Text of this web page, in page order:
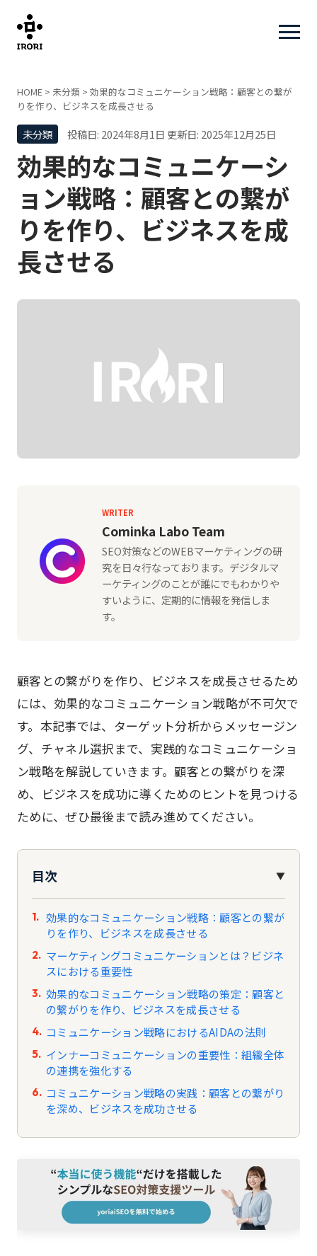
HOME > 未分類 > 効果的なコミュニケーション戦略：顧客との繋が
りを作り、ビジネスを成長させる
未分類 投稿日: 2024年8月1日 更新日: 2025年12月25日
効果的なコミュニケーシ
ョン戦略：顧客との繋が
りを作り、ビジネスを成
長させる
WRITER
Cominka Labo Team
SEO対策などのWEBマーケティングの研
究を日々行なっております。デジタルマ
ーケティングのことが誰にでもわかりや
すいように、定期的に情報を発信しま
す。
顧客との繋がりを作り、ビジネスを成長させるため
には、効果的なコミュニケーション戦略が不可欠で
す。本記事では、ターゲット分析からメッセージン
グ、チャネル選択まで、実践的なコミュニケーショ
ン戦略を解説していきます。顧客との繋がりを深
め、ビジネスを成功に導くためのヒントを見つける
ために、ぜひ最後まで読み進めてください。
目次 ▼
効果的なコミュニケーション戦略：顧客との繋が
りを作り、ビジネスを成長させる
マーケティングコミュニケーションとは？ビジネ
スにおける重要性
効果的なコミュニケーション戦略の策定：顧客と
の繋がりを作り、ビジネスを成長させる
コミュニケーション戦略におけるAIDAの法則
インナーコミュニケーションの重要性：組織全体
の連携を強化する
コミュニケーション戦略の実践：顧客との繋がり
を深め、ビジネスを成功させる